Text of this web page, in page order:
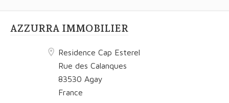
AZZURRA IMMOBILIER
Residence Cap Esterel
Rue des Calanques
83530 Agay
France